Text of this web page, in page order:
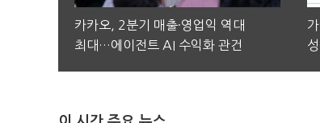
카카오, 2분기 매출·영업익 역대
최대…에이전트 AI 수익화 관건